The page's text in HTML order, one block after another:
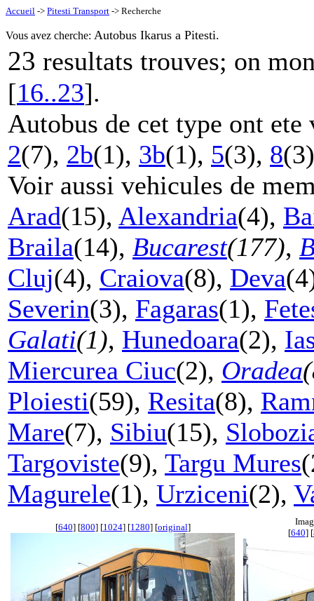
Accueil -> Pitesti Transport -> Recherche
Vous avez cherche: Autobus Ikarus a Pitesti.
23 resultats trouves; on
[16..23].
Autobus de cet type ont
2(7), 2b(1), 3b(1), 5(3), 8
Voir aussi vehicules de
Arad(15), Alexandria(4),
Braila(14), Bucarest(177),
Cluj(4), Craiova(8), Deva
Severin(3), Fagaras(1),
Galati(1), Hunedoara(2),
Miercurea Ciuc(2), Oradea
Ploiesti(59), Resita(8),
Mare(7), Sibiu(15),
Targoviste(9), Targu Mures
Magurele(1), Urziceni(2),
[640] [800] [1024] [1280] [original]
[640] [